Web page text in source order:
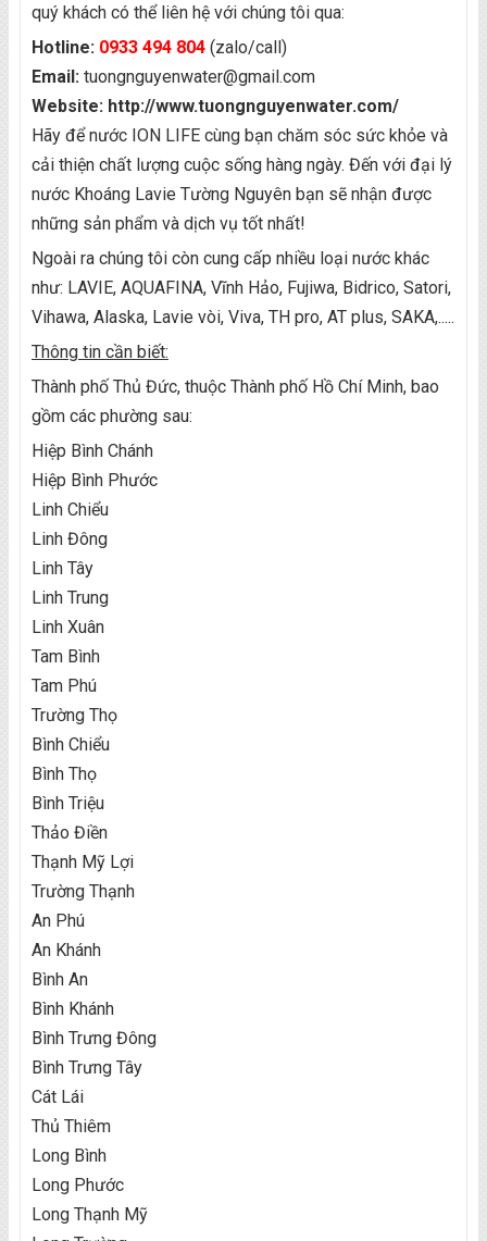
quý khách có thể liên hệ với chúng tôi qua:
Hotline: 0933 494 804 (zalo/call)
Email: tuongnguyenwater@gmail.com
Website: http://www.tuongnguyenwater.com/
Hãy để nước ION LIFE cùng bạn chăm sóc sức khỏe và
cải thiện chất lượng cuộc sống hàng ngày. Đến với đại lý
nước Khoáng Lavie Tường Nguyên bạn sẽ nhận được
những sản phẩm và dịch vụ tốt nhất!
Ngoài ra chúng tôi còn cung cấp nhiều loại nước khác
như: LAVIE, AQUAFINA, Vĩnh Hảo, Fujiwa, Bidrico, Satori,
Vihawa, Alaska, Lavie vòi, Viva, TH pro, AT plus, SAKA,.....
Thông tin cần biết:
Thành phố Thủ Đức, thuộc Thành phố Hồ Chí Minh, bao
gồm các phường sau:
Hiệp Bình Chánh
Hiệp Bình Phước
Linh Chiểu
Linh Đông
Linh Tây
Linh Trung
Linh Xuân
Tam Bình
Tam Phú
Trường Thọ
Bình Chiểu
Bình Thọ
Bình Triệu
Thảo Điền
Thạnh Mỹ Lợi
Trường Thạnh
An Phú
An Khánh
Bình An
Bình Khánh
Bình Trưng Đông
Bình Trưng Tây
Cát Lái
Thủ Thiêm
Long Bình
Long Phước
Long Thạnh Mỹ